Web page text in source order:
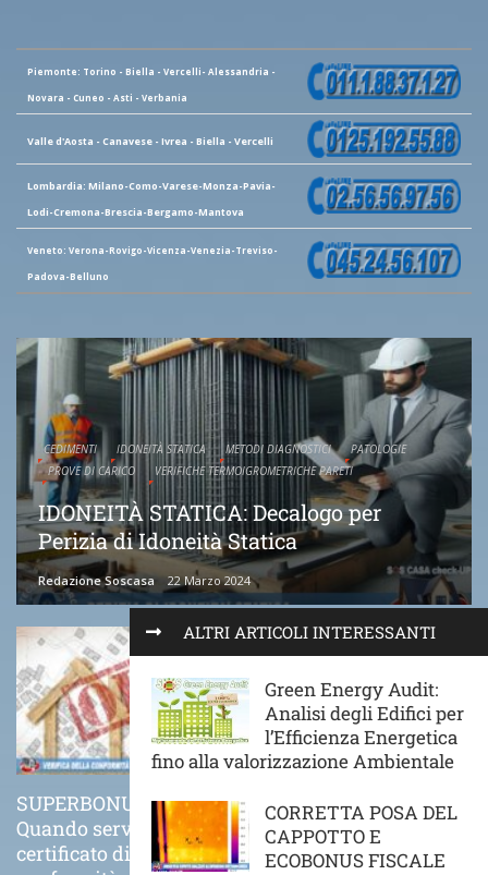
ALTRI ARTICOLI INTERESSANTI
Green Energy Audit:
Analisi degli Edifici per
l’Efficienza Energetica
fino alla valorizzazione Ambientale
CORRETTA POSA DEL
CAPPOTTO E
ECOBONUS FISCALE
Piemonte: Torino - Biella - Vercelli- Alessandria -
Novara - Cuneo - Asti - Verbania
Valle d'Aosta - Canavese - Ivrea - Biella - Vercelli
Lombardia: Milano-Como-Varese-Monza-Pavia-
Lodi-Cremona-Brescia-Bergamo-Mantova
Veneto: Verona-Rovigo-Vicenza-Venezia-Treviso-
Padova-Belluno
CEDIMENTI IDONEITÀ STATICA METODI DIAGNOSTICI
PATOLOGIE
PROVE DI CARICO
VERIFICHE TERMOIGROMETRICHE PARETI
IDONEITÀ STATICA: Decalogo per
Perizia di Idoneità Statica
Redazione Soscasa 22 Marzo 2024
SUPERBONUS 110%
Quando serve il
certificato di
COME VA POSATO
CORRETTAMENTE UN
CAPPOTTO TERMICO